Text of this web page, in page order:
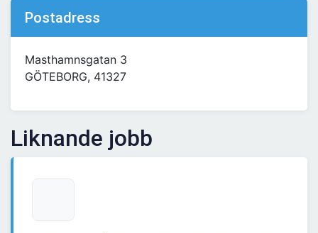
Postadress
Masthamnsgatan 3
GÖTEBORG, 41327
Liknande jobb